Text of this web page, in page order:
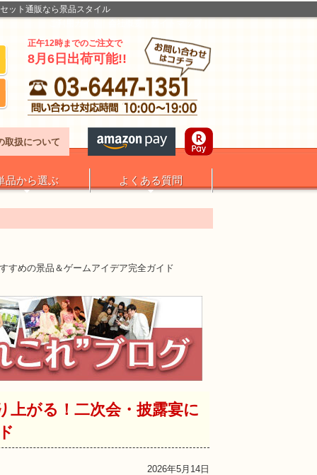
ット通販なら景品スタイル
正午12時までのご注文で
8月6日出荷可能!!
取扱について
品から選ぶ よくある質問
すめの景品＆ゲームアイデア完全ガイド
上がる！二次会・披露宴に
2026年5月14日